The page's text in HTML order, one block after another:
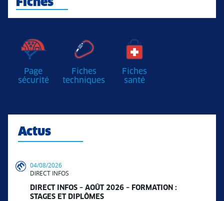
Fiches
Page
sécurité
Fiches
techniques
Fiches
santé
Actus
04/08/2026
DIRECT INFOS
DIRECT INFOS – AOÛT 2026 – FORMATION :
STAGES ET DIPLÔMES